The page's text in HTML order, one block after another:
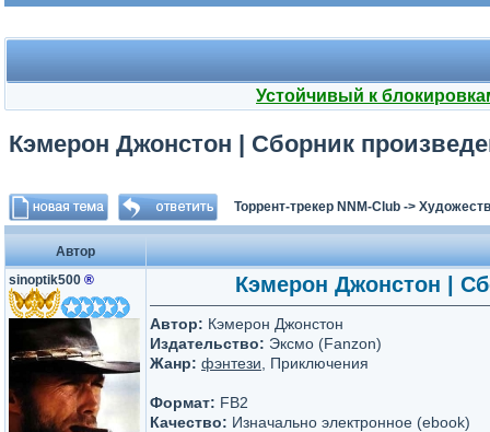
Устойчивый к
Кэмерон Джонстон | Сборник
Торрент-трекер NNM-Club ->
Автор
sinoptik500 ® Кэмерон Джонстон |
Автор: Кэмерон Джонстон
Издательство: Эксмо (Fanzon)
Жанр: фэнтези , Приключения
Формат: FB2
Качество: Изначально электронное (ebook)